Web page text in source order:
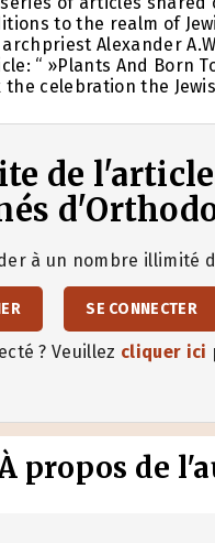
to the realm of
archpriest Alexander
“ »Plants And Born
the celebration the
de
à un nombre illimité
SE CONNECTER
? Veuillez cliquer ici
propos de